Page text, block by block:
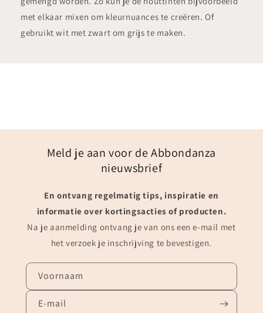
met elkaar mixen om kleurnuances te creëren. Of
gebruikt wit met zwart om grijs te maken.
Meld je aan voor de Abbondanza
nieuwsbrief
En ontvang regelmatig tips, inspiratie en
informatie over kortingsacties of producten.
Na je aanmelding ontvang je van ons een e-mail met
het verzoek je inschrijving te bevestigen.
Voornaam
E‑mail